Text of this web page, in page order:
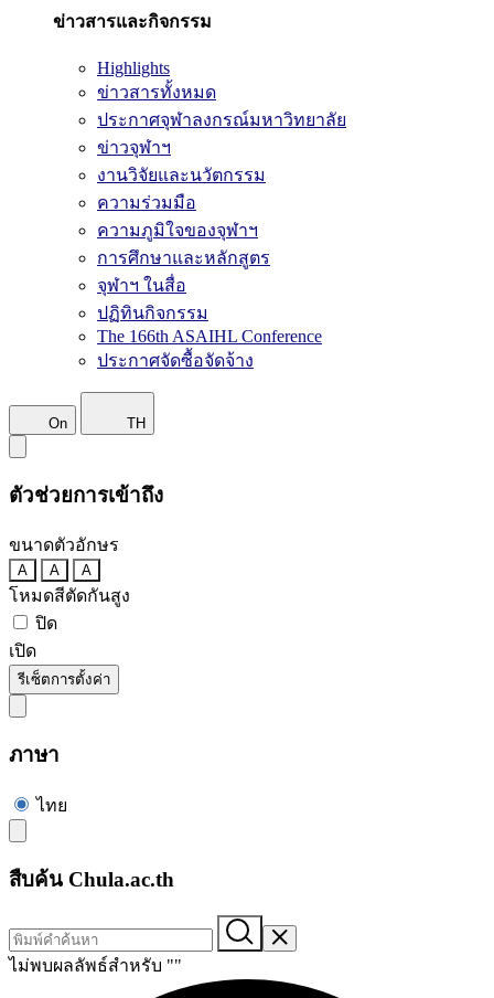
ข่าวสารและกิจกรรม
Highlights
ข่าวสารทั้งหมด
ประกาศจุฬาลงกรณ์มหาวิทยาลัย
ข่าวจุฬาฯ
งานวิจัยและนวัตกรรม
ความร่วมมือ
ความภูมิใจของจุฬาฯ
การศึกษาและหลักสูตร
จุฬาฯ ในสื่อ
ปฏิทินกิจกรรม
The 166th ASAIHL Conference
ประกาศจัดซื้อจัดจ้าง
On TH
ตัวช่วยการเข้าถึง
ขนาดตัวอักษร
A A A
โหมดสีตัดกันสูง
ปิด
เปิด
รีเซ็ตการตั้งค่า
ภาษา
ไทย
สืบค้น Chula.ac.th
ไม่พบผลลัพธ์สำหรับ ""